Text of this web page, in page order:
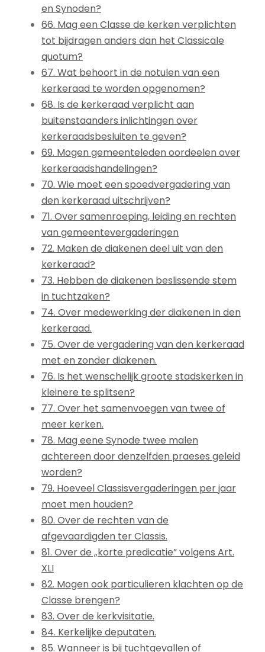
en Synoden?
66. Mag een Classe de kerken verplichten
tot bijdragen anders dan het Classicale
quotum?
67. Wat behoort in de notulen van een
kerkeraad te worden opgenomen?
68. Is de kerkeraad verplicht aan
buitenstaanders inlichtingen over
kerkeraadsbesluiten te geven?
69. Mogen gemeenteleden oordeelen over
kerkeraadshandelingen?
70. Wie moet een spoedvergadering van
den kerkeraad uitschrijven?
71. Over samenroeping, leiding en rechten
van gemeentevergaderingen
72. Maken de diakenen deel uit van den
kerkeraad?
73. Hebben de diakenen beslissende stem
in tuchtzaken?
74. Over medewerking der diakenen in den
kerkeraad.
75. Over de vergadering van den kerkeraad
met en zonder diakenen.
76. Is het wenschelijk groote stadskerken in
kleinere te splitsen?
77. Over het samenvoegen van twee of
meer kerken.
78. Mag eene Synode twee malen
achtereen door denzelfden praeses geleid
worden?
79. Hoeveel Classisvergaderingen per jaar
moet men houden?
80. Over de rechten van de
afgevaardigden ter Classis.
81. Over de „korte predicatie” volgens Art.
XLI
82. Mogen ook particulieren klachten op de
Classe brengen?
83. Over de kerkvisitatie.
84. Kerkelijke deputaten.
85. Wanneer is bij tuchtgevallen of